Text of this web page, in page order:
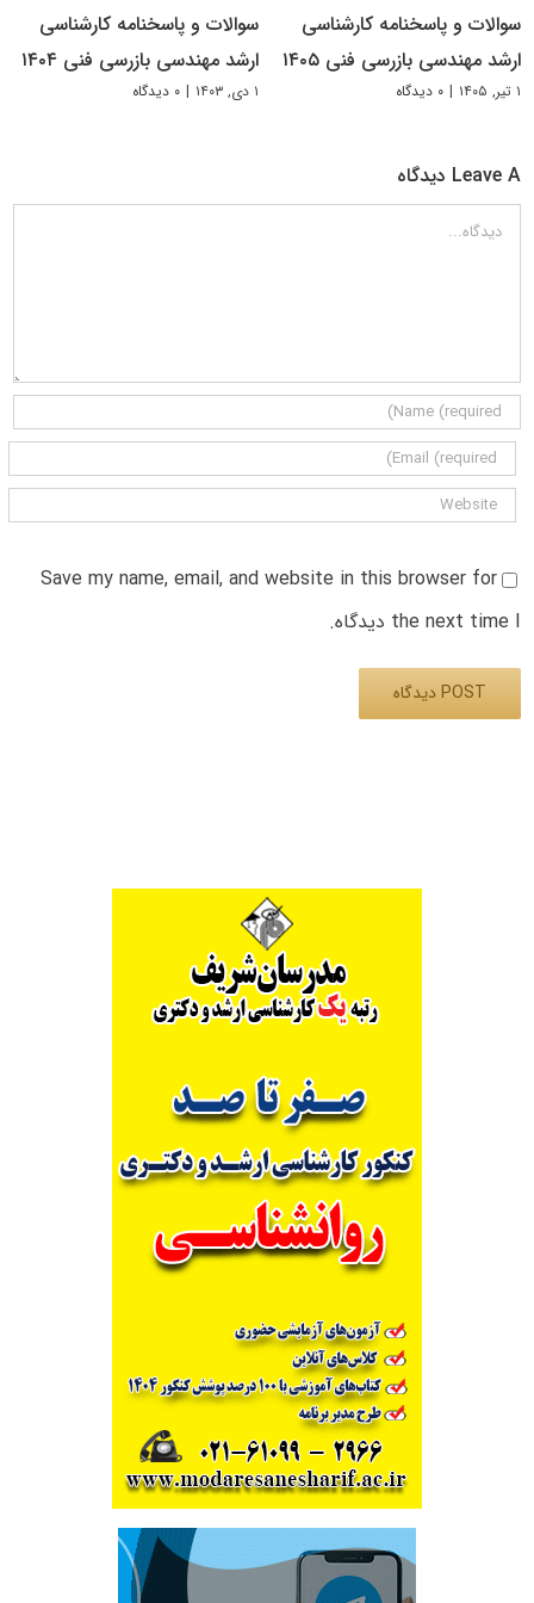
سوالات و پاسخنامه کارشناسی
ارشد مهندسی بازرسی فنی ۱۴۰۵
۱ تیر, ۱۴۰۵ | ۰ دیدگاه
سوالات و پاسخنامه کارشناسی
ارشد مهندسی بازرسی فنی ۱۴۰۴
۱ دی, ۱۴۰۳ | ۰ دیدگاه
Leave A دیدگاه
دیدگاه
Save my name, email, and website in this browser for
the next time I دیدگاه.